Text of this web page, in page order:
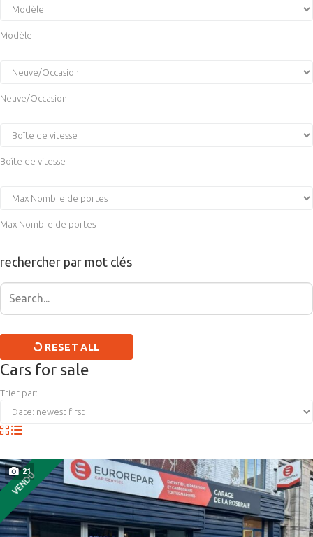
Modèle
Neuve/Occasion
Boîte de vitesse
Max Nombre de portes
rechercher par mot clés
RESET ALL
Cars for sale
Trier par:
21
VENDU